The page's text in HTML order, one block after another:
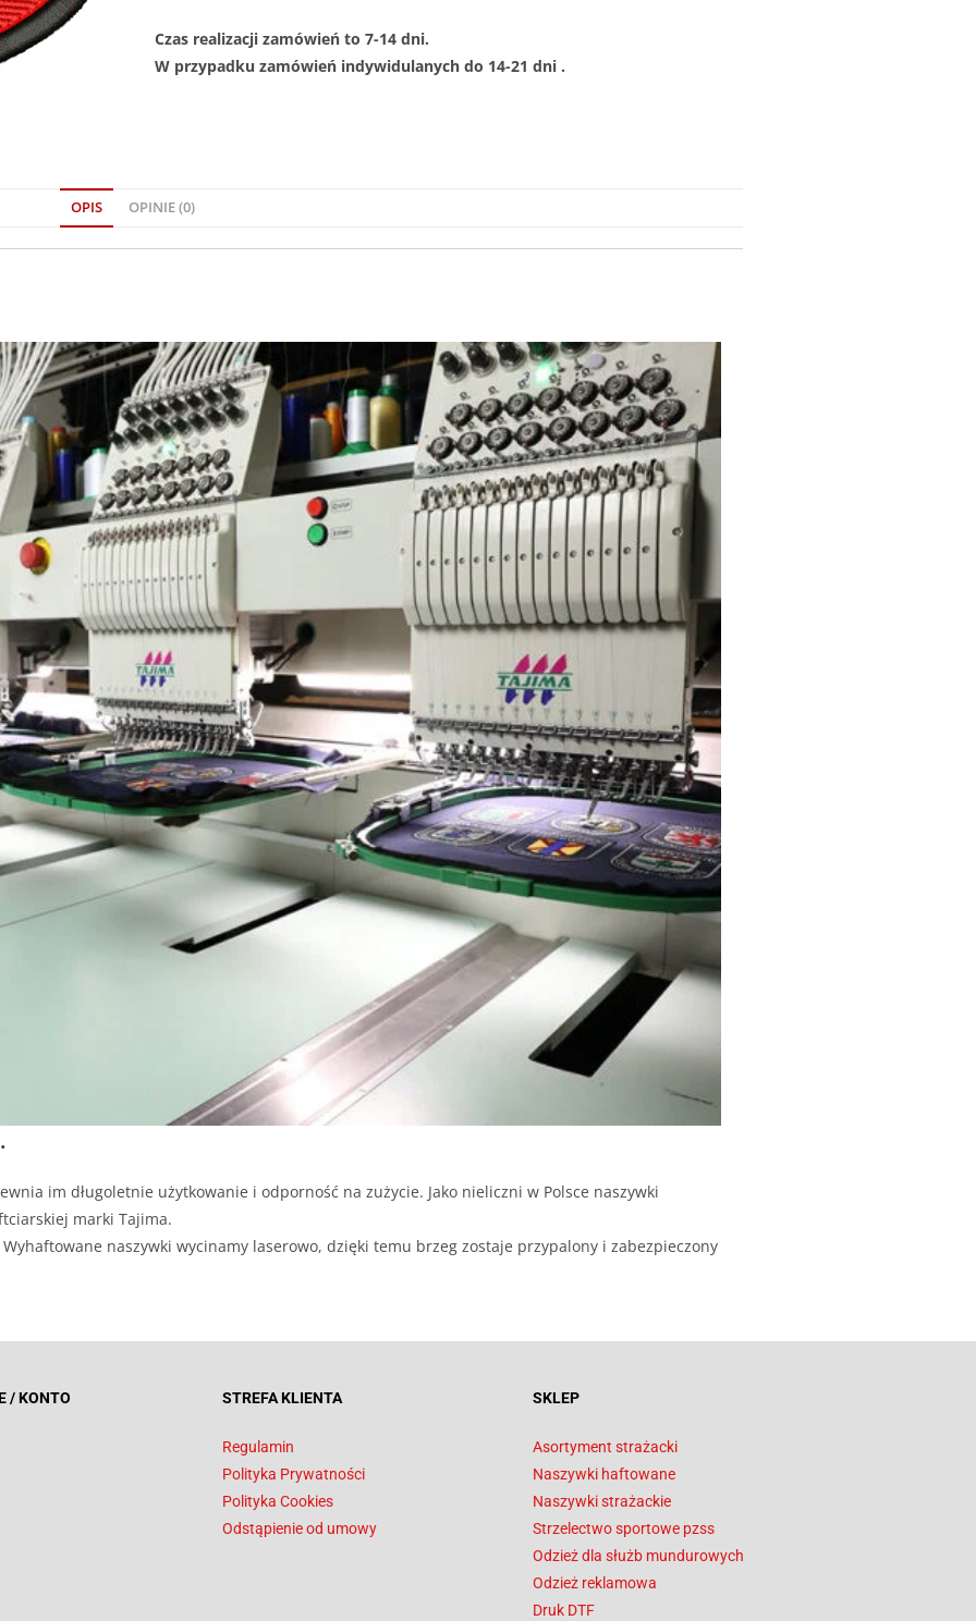
Czas realizacji zamówień to 7-14 dni.
W przypadku zamówień indywidulanych do 14-21 dni .
OPIS OPINIE (0)
im długoletnie użytkowanie i odporność na zużycie. Jako nieliczni w Polsce naszywki
marki Tajima.
naszywki wycinamy laserowo, dzięki temu brzeg zostaje przypalony i zabezpieczony
/ KONTO STREFA KLIENTA
Regulamin
Polityka Prywatności
Polityka Cookies
Odstąpienie od umowy
SKLEP
Asortyment strażacki
Naszywki haftowane
Naszywki strażackie
Strzelectwo sportowe pzss
Odzież dla służb mundurowych
Odzież reklamowa
Druk DTF